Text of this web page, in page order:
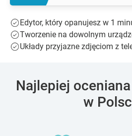
Edytor, który opanujesz w 1
Tworzenie na dowolnym
Układy przyjazne zdjęciom z
Najlepiej
w